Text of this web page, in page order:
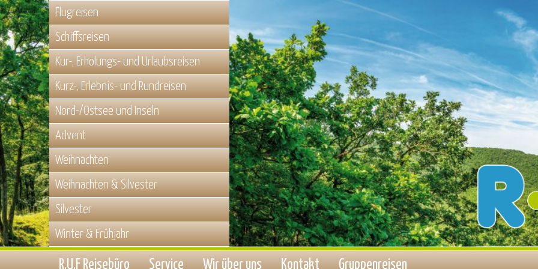
Flugreisen
Schiffsreisen
Kur-, Erholungs- und Urlaubsreisen
Kurz-, Erlebnis- und Rundreisen
Nord-/Ostsee und Inseln
Advent
Weihnachten
Weihnachten & Silvester
Silvester
Winter & Frühjahr
R.U.F Reisebüro Service Wir über uns Kontakt Gruppenreisen